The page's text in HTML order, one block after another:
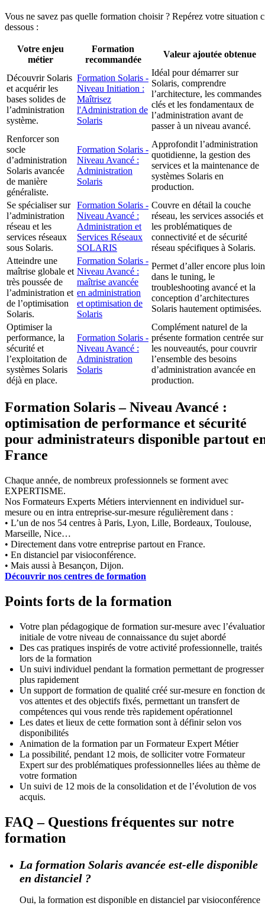
Vous ne savez pas quelle formation choisir ? Repérez votre situation
dessous :
Votre enjeu
métier
Formation
recommandée
Valeur ajoutée obtenue
Découvrir Solaris
et acquérir les
bases solides de
l’administration
système.
Formation Solaris -
Niveau Initiation :
Maîtrisez
l'Administration de
Solaris
Idéal pour démarrer sur
Solaris, comprendre
l’architecture, les commandes
clés et les fondamentaux de
l’administration avant de
passer à un niveau avancé.
Renforcer son
socle
d’administration
Solaris avancée
de manière
généraliste.
Formation Solaris -
Niveau Avancé :
Administration
Solaris
Approfondit l’administration
quotidienne, la gestion des
services et la maintenance de
systèmes Solaris en
production.
Se spécialiser sur
l’administration
réseau et les
services réseaux
sous Solaris.
Formation Solaris -
Niveau Avancé :
Administration et
Services Réseaux
SOLARIS
Couvre en détail la couche
réseau, les services associés et
les problématiques de
connectivité et de sécurité
réseau spécifiques à Solaris.
Atteindre une
maîtrise globale et
très poussée de
l’administration et
de l’optimisation
Solaris.
Formation Solaris -
Niveau Avancé :
maîtrise avancée
en administration
et optimisation de
Solaris
Permet d’aller encore plus loin
dans le tuning, le
troubleshooting avancé et la
conception d’architectures
Solaris hautement optimisées.
Optimiser la
performance, la
sécurité et
l’exploitation de
systèmes Solaris
déjà en place.
Formation Solaris -
Niveau Avancé :
Administration
Solaris
Complément naturel de la
présente formation centrée sur
les nouveautés, pour couvrir
l’ensemble des besoins
d’administration avancée en
production.
Formation Solaris – Niveau Avancé :
optimisation de performance et sécurité
pour administrateurs disponible partout
France
Chaque année, de nombreux professionnels se forment avec
EXPERTISME.
Nos Formateurs Experts Métiers interviennent en individuel sur-
mesure ou en intra entreprise-sur-mesure régulièrement dans :
• L’un de nos 54 centres à Paris, Lyon, Lille, Bordeaux, Toulouse,
Marseille, Nice…
• Directement dans votre entreprise partout en France.
• En distanciel par visioconférence.
• Mais aussi à Besançon, Dijon.
Découvrir nos centres de formation
Points forts de la formation
Votre plan pédagogique de formation sur-mesure avec
initiale de votre niveau de connaissance du sujet abordé
Des cas pratiques inspirés de votre activité professionnelle, traités
lors de la formation
Un suivi individuel pendant la formation permettant de progresser
plus rapidement
Un support de formation de qualité créé sur-mesure en fonction
vos attentes et des objectifs fixés, permettant un transfert de
compétences qui vous rende très rapidement opérationnel
Les dates et lieux de cette formation sont à définir selon vos
disponibilités
Animation de la formation par un Formateur Expert Métier
La possibilité, pendant 12 mois, de solliciter votre Formateur
Expert sur des problématiques professionnelles liées au thème de
votre formation
Un suivi de 12 mois de la consolidation et de l’évolution de vos
acquis.
FAQ – Questions fréquentes sur notre
formation
La formation Solaris avancée est-elle disponible
en distanciel ?
Oui, la formation est disponible en distanciel par visioconférence